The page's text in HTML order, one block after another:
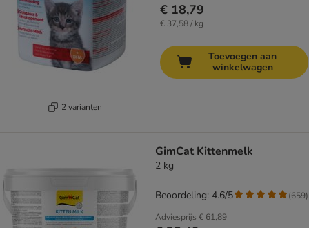
2 varianten
€ 18,79
€ 37,58 / kg
Toevoegen aan
winkelwagen
GimCat Kittenmelk
2 kg
Adviesprijs € 61,89
Beoordeling: 4.6/5 (659)